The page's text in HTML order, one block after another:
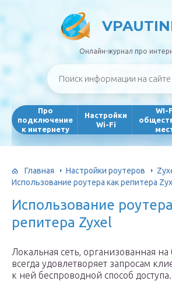
Онлайн-журнал про
Про
подключение
к интернету
Настройки
Wi-Fi
WI-
Главная Настройки роутеров
Использование роутера как репитера
Использование
репитера Zyxel
Локальная сеть, организованная на
всегда удовлетворяет запросам
к ней беспроводной способ